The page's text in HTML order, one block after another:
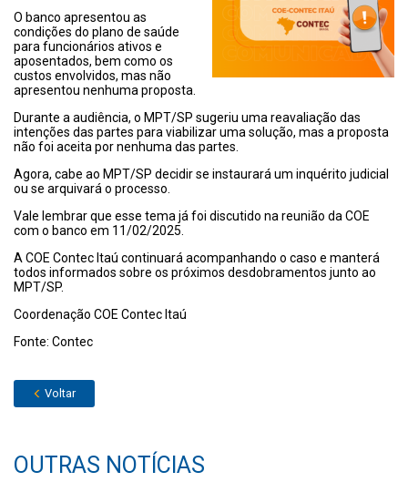
O banco apresentou as
condições do plano de saúde
para funcionários ativos e
aposentados, bem como os
custos envolvidos, mas não
apresentou nenhuma proposta.
Durante a audiência, o MPT/SP sugeriu uma reavaliação das
intenções das partes para viabilizar uma solução, mas a proposta
não foi aceita por nenhuma das partes.
Agora, cabe ao MPT/SP decidir se instaurará um inquérito judicial
ou se arquivará o processo.
Vale lembrar que esse tema já foi discutido na reunião da COE
com o banco em 11/02/2025.
A COE Contec Itaú continuará acompanhando o caso e manterá
todos informados sobre os próximos desdobramentos junto ao
MPT/SP.
Coordenação COE Contec Itaú
Fonte: Contec
Voltar
OUTRAS NOTÍCIAS